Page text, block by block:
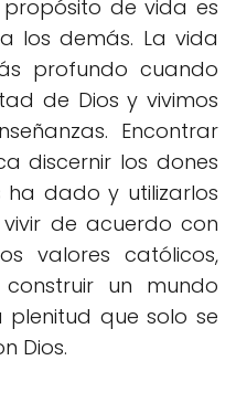
de vida es
los demás. La vida
profundo cuando
de Dios y vivimos
Encontrar
discernir los dones
ha dado y utilizarlos
de acuerdo con
valores católicos,
un mundo
plenitud que solo se
Dios.